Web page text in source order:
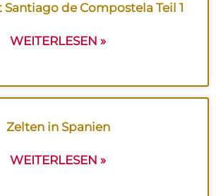
de Compostela Teil 1
WEITERLESEN »
Zelten in Spanien
WEITERLESEN »